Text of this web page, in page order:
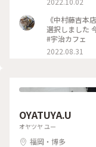
ー🍪で良かっ
ます❤️ スポッ
《中村藤吉本店》 涼しげ風鈴が沢山並んでいました
選択しました
#宇治カフェ
2022.08.31
OYATUYA.U
オヤツヤ ユー
福岡・博多